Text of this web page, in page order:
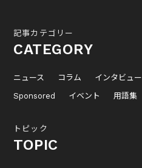
記事カテゴリー
CATEGORY
ニュース コラム インタビュー
Sponsored
イベント 用語集
トピック
TOPIC